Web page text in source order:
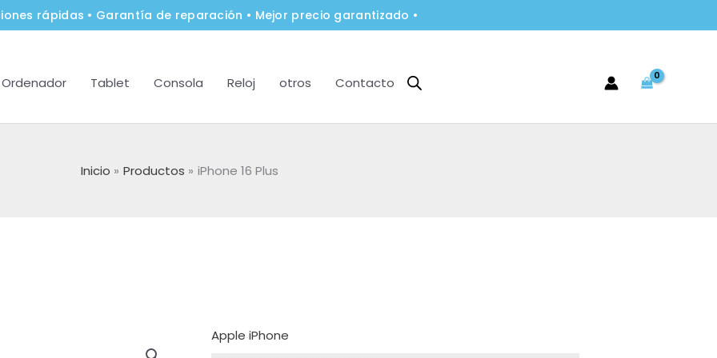
rápidas • Garantía de reparación • Mejor precio garantizado •
Ordenador Tablet Consola Reloj otros Contacto
Inicio Productos iPhone 16 Plus
Apple iPhone